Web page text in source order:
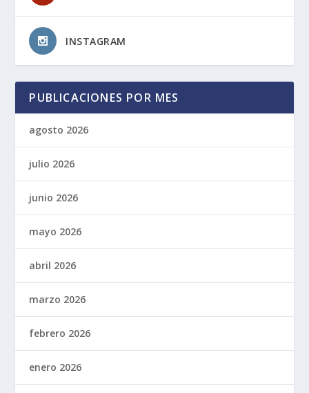
INSTAGRAM
PUBLICACIONES POR MES
agosto 2026
julio 2026
junio 2026
mayo 2026
abril 2026
marzo 2026
febrero 2026
enero 2026